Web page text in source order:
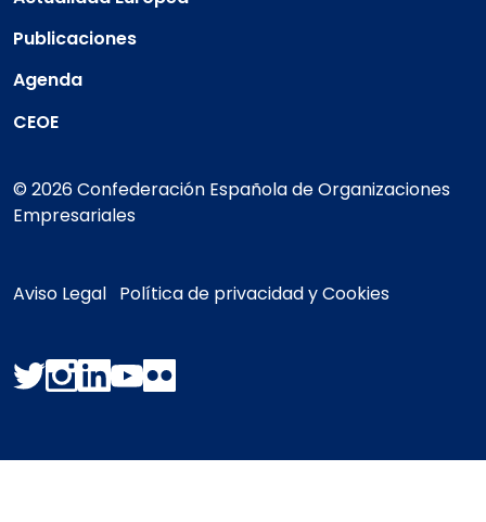
Publicaciones
Agenda
CEOE
© 2026 Confederación Española de Organizaciones
Empresariales
Aviso Legal Política de privacidad y Cookies